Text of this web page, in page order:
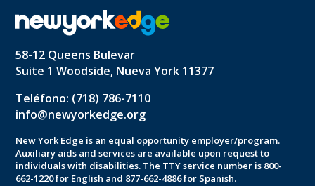
58-12 Queens Bulevar
Suite 1 Woodside, Nueva York 11377
Teléfono: (718) 786-7110
info@newyorkedge.org
New York Edge is an equal opportunity employer/program.
Auxiliary aids and services are available upon request to
individuals with disabilities. The TTY service number is 800-
662-1220 for English and 877-662-4886 for Spanish.